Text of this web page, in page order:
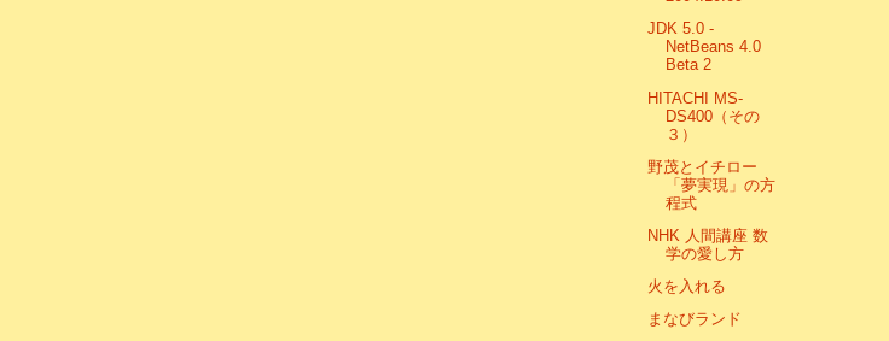
JDK 5.0 -
NetBeans 4.0
Beta 2
HITACHI MS-
DS400（その
３）
野茂とイチロー
「夢実現」の方
程式
NHK 人間講座 数
学の愛し方
火を入れる
まなびランド